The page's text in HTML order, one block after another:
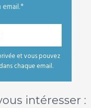
et vous pouvez
chaque email.
intéresser :